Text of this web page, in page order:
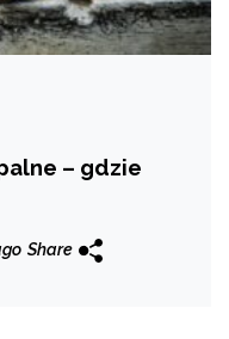
– gdzie
Share